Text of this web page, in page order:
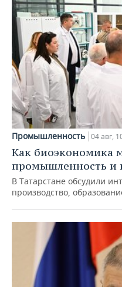
Промышленность 04 авг,
Как биоэкономика
промышленность и
В Татарстане обсудили
производство,